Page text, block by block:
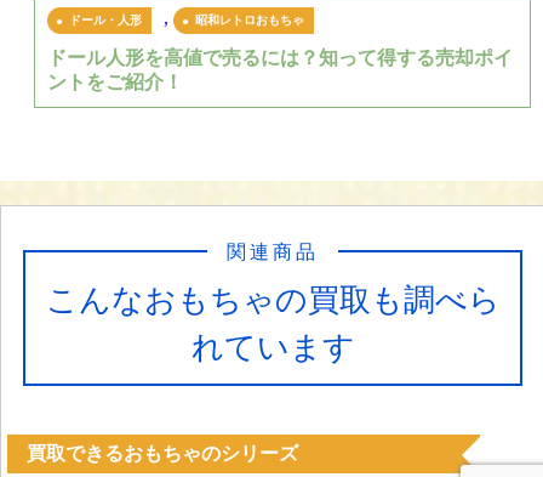
ドール・人形 , 昭和レトロおもちゃ
ドール人形を高値で売るには？知って得する売却ポイ
ントをご紹介！
こんなおもちゃの買取も調べら
れています
関連商品
買取できるおもちゃのシリーズ